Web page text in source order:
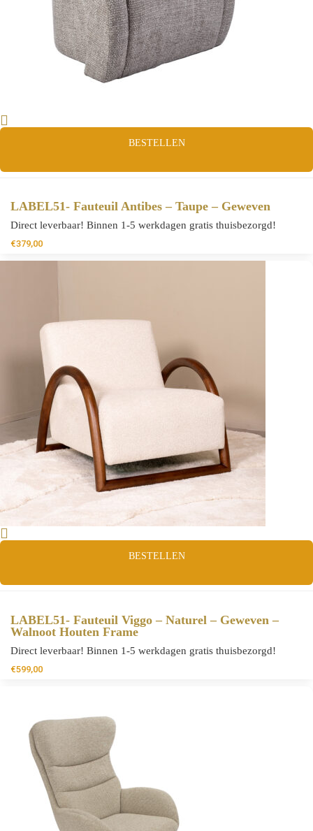
BESTELLEN
LABEL51- Fauteuil Antibes – Taupe – Geweven
Direct leverbaar! Binnen 1-5 werkdagen gratis thuisbezorgd!
€379,00
BESTELLEN
LABEL51- Fauteuil Viggo – Naturel – Geweven –
Walnoot Houten Frame
Direct leverbaar! Binnen 1-5 werkdagen gratis thuisbezorgd!
€599,00